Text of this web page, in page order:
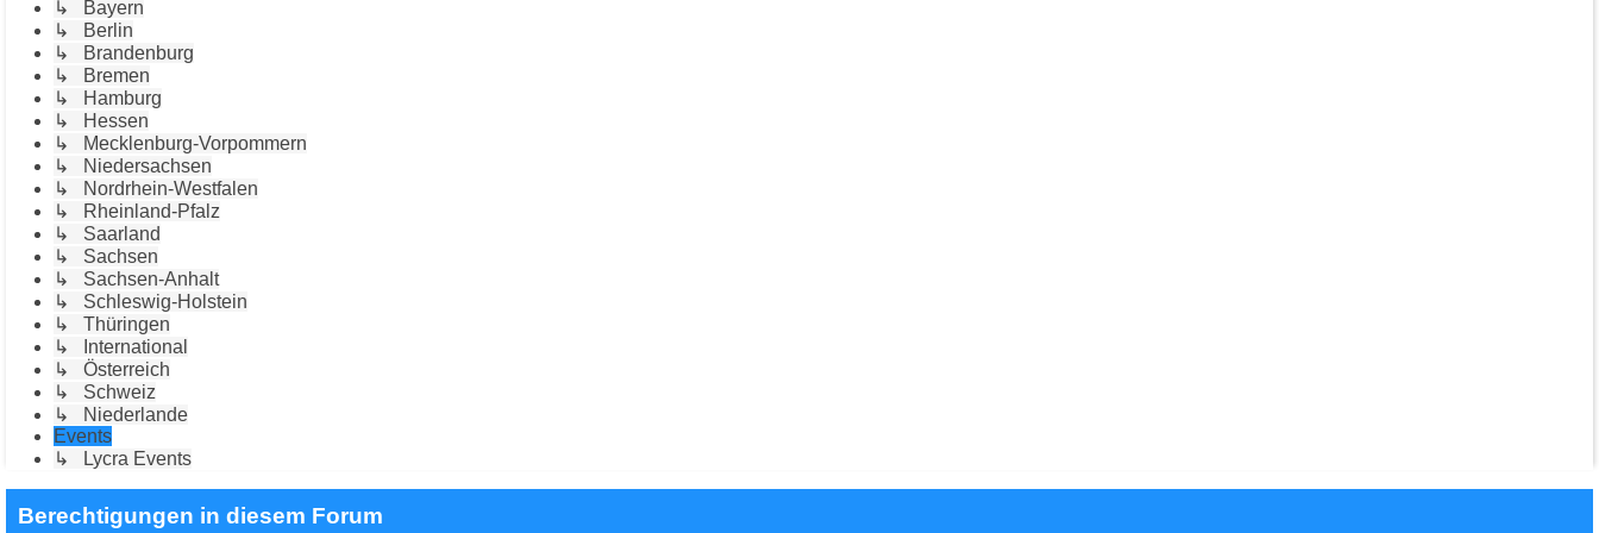
↳ Bayern
↳ Berlin
↳ Brandenburg
↳ Bremen
↳ Hamburg
↳ Hessen
↳ Mecklenburg-Vorpommern
↳ Niedersachsen
↳ Nordrhein-Westfalen
↳ Rheinland-Pfalz
↳ Saarland
↳ Sachsen
↳ Sachsen-Anhalt
↳ Schleswig-Holstein
↳ Thüringen
↳ International
↳ Österreich
↳ Schweiz
↳ Niederlande
Events
↳ Lycra Events
Berechtigungen in diesem Forum